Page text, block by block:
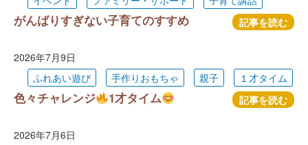
がんばりすぎない子育てのすすめ 記事を読む
2026年7月9日
ふれあい遊び
手作りおもちゃ 親子 １才タイム
色々チャレンジ 1才タイム 記事を読む
2026年7月6日